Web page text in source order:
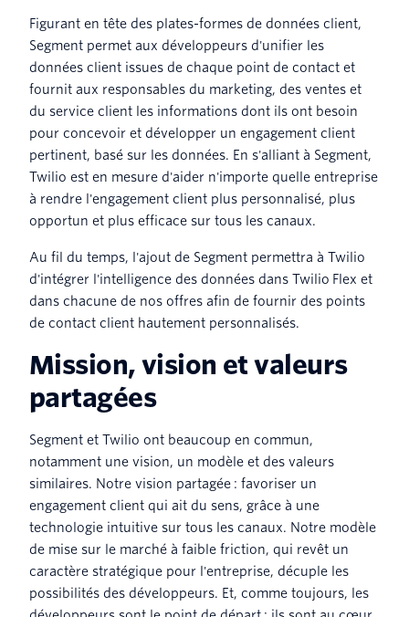
Figurant en tête des plates-formes de données client,
Segment permet aux développeurs d'unifier les
données client issues de chaque point de contact et
fournit aux responsables du marketing, des ventes et
du service client les informations dont ils ont besoin
pour concevoir et développer un engagement client
pertinent, basé sur les données. En s'alliant à Segment,
Twilio est en mesure d'aider n'importe quelle entreprise
à rendre l'engagement client plus personnalisé, plus
opportun et plus efficace sur tous les canaux.
Au fil du temps, l'ajout de Segment permettra à Twilio
d'intégrer l'intelligence des données dans Twilio Flex et
dans chacune de nos offres afin de fournir des points
de contact client hautement personnalisés.
Mission, vision et valeurs
partagées
Segment et Twilio ont beaucoup en commun,
notamment une vision, un modèle et des valeurs
similaires. Notre vision partagée : favoriser un
engagement client qui ait du sens, grâce à une
technologie intuitive sur tous les canaux. Notre modèle
de mise sur le marché à faible friction, qui revêt un
caractère stratégique pour l'entreprise, décuple les
possibilités des développeurs. Et, comme toujours, les